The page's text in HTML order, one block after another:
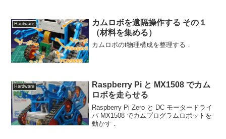
Hardware
カムロボを遠隔操作する その１
（材料を集める）
カムロボのt物理構成を整理する．
Hardware
Raspberry Pi と MX1508 でカム
ロボを走らせる
Raspberry Pi Zero と DC モータードライ
バ MX1508 でカムプログラムロボットを
動かす．